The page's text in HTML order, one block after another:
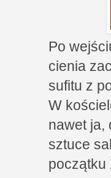
Po
cienia
sufitu z
W
nawet ja,
sztuce
początku